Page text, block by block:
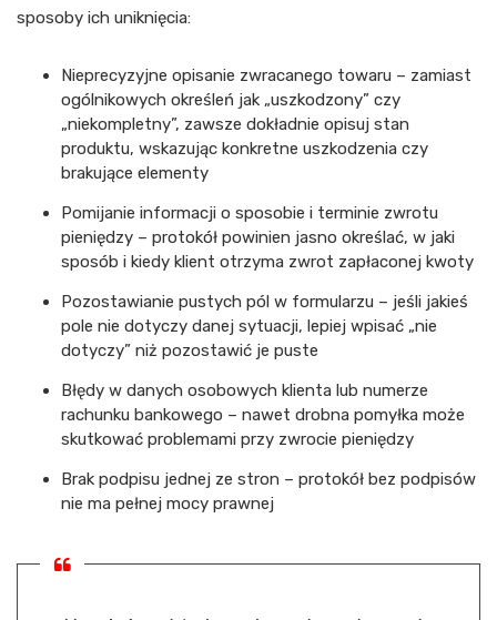
sposoby ich uniknięcia:
Nieprecyzyjne opisanie zwracanego towaru – zamiast
ogólnikowych określeń jak „uszkodzony” czy
„niekompletny”, zawsze dokładnie opisuj stan
produktu, wskazując konkretne uszkodzenia czy
brakujące elementy
Pomijanie informacji o sposobie i terminie zwrotu
pieniędzy – protokół powinien jasno określać, w jaki
sposób i kiedy klient otrzyma zwrot zapłaconej kwoty
Pozostawianie pustych pól w formularzu – jeśli jakieś
pole nie dotyczy danej sytuacji, lepiej wpisać „nie
dotyczy” niż pozostawić je puste
Błędy w danych osobowych klienta lub numerze
rachunku bankowego – nawet drobna pomyłka może
skutkować problemami przy zwrocie pieniędzy
Brak podpisu jednej ze stron – protokół bez podpisów
nie ma pełnej mocy prawnej